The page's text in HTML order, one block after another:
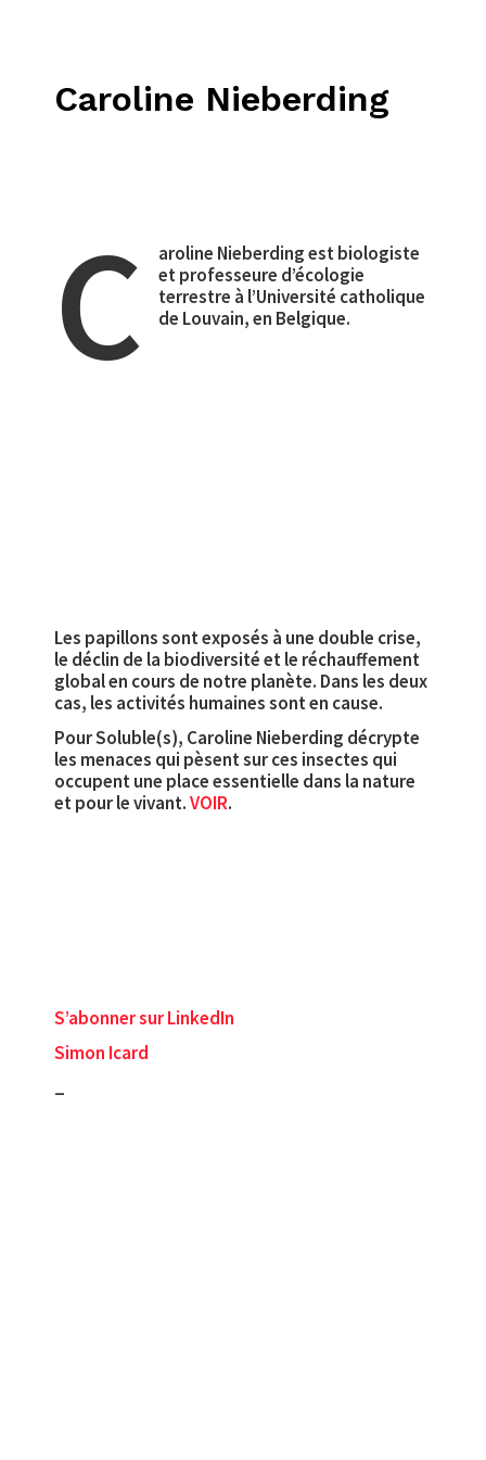
Caroline Nieberding
C
aroline Nieberding est biologiste
et professeure d’écologie
terrestre à l’Université catholique
de Louvain, en Belgique.
Les papillons sont exposés à une double crise,
le déclin de la biodiversité et le réchauffement
global en cours de notre planète. Dans les deux
cas, les activités humaines sont en cause.
Pour Soluble(s), Caroline Nieberding décrypte
les menaces qui pèsent sur ces insectes qui
occupent une place essentielle dans la nature
et pour le vivant.VOIR.
S’abonner sur LinkedIn
Simon Icard